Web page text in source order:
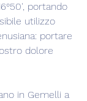
portando
utilizzo
portare
dolore
in Gemelli a